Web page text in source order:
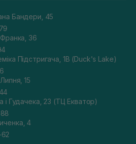
Бандери, 45
Франка, 36
Підстригача, 1В (Duck's Lake)
15
і Гудачека, 23 (ТЦ Екватор)
4